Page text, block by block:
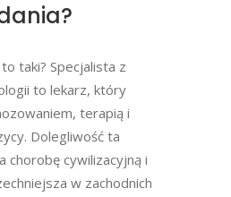
taki? Specjalista z
to lekarz, który
terapią i
Dolegliwość ta
chorobę cywilizacyjną i
w zachodnich